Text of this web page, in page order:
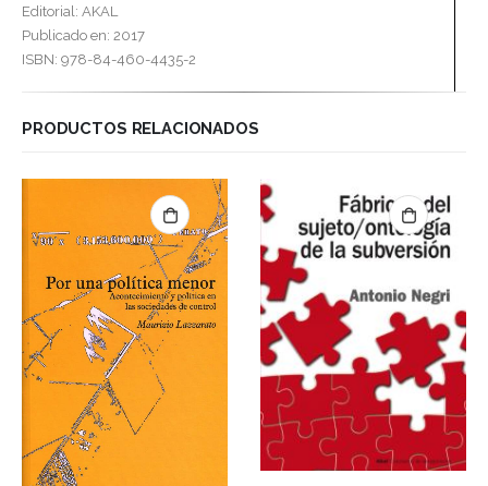
Editorial: AKAL
Publicado en: 2017
ISBN: 978-84-460-4435-2
PRODUCTOS RELACIONADOS